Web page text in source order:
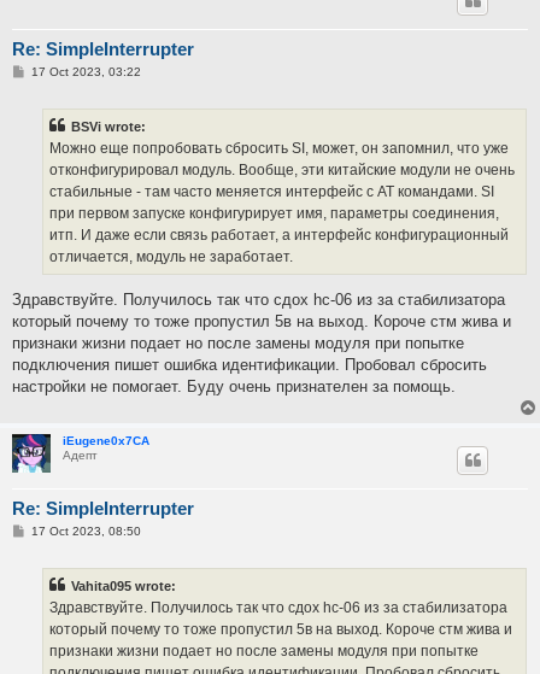
Re: SimpleInterrupter
P17 Oct 2023, 03:22
BSVi wrote:
Можно еще попробовать сбросить SI, может, он запомнил, что уже
отконфигурировал модуль. Вообще, эти китайские модули не очень
стабильные - там часто меняется интерфейс с AT командами. SI
при первом запуске конфигурирует имя, параметры соединения,
итп. И даже если связь работает, а интерфейс конфигурационный
отличается, модуль не заработает.
Здравствуйте. Получилось так что сдох hc-06 из за стабилизатора
который почему то тоже пропустил 5в на выход. Короче стм жива и
признаки жизни подает но после замены модуля при попытке
подключения пишет ошибка идентификации. Пробовал сбросить
настройки не помогает. Буду очень признателен за помощь.
iEugene0x7CA
Адепт
Re: SimpleInterrupter
P17 Oct 2023, 08:50
Vahita095 wrote:
Здравствуйте. Получилось так что сдох hc-06 из за стабилизатора
который почему то тоже пропустил 5в на выход. Короче стм жива и
признаки жизни подает но после замены модуля при попытке